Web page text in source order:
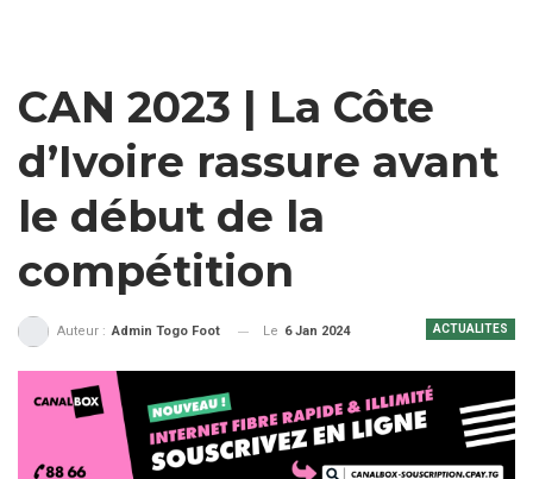
CAN 2023 | La Côte
d’Ivoire rassure avant
le début de la
compétition
ACTUALITES
Auteur : Admin Togo Foot Le 6 Jan 2024